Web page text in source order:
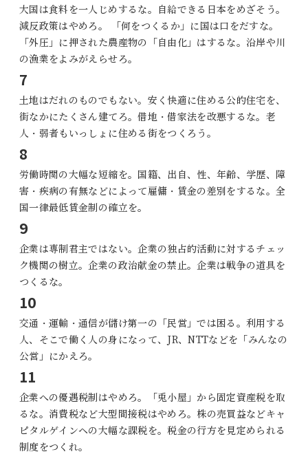
大国は食料を一人じめするな。自給できる日本をめざそう。
減反政策はやめろ。 「何をつくるか」に国は口をだすな。
「外圧」に押された農産物の「自由化」はするな。沿岸や川
の漁業をよみがえらせろ。
7
土地はだれのものでもない。安く快適に住める公的住宅を、
街なかにたくさん建てろ。借地・借家法を改悪するな。老
人・弱者もいっしょに住める街をつくろう。
8
労働時関の大幅な短縮を。国籍、出自、性、年齢、学歴、障
害・疾病の有無などによって雇傭・賃金の差別をするな。全
国一律最低賃金制の確立を。
9
企業は専制君主ではない。企業の独占的活動に対するチェッ
ク機関の樹立。企業の政治献金の禁止。企業は戦争の道具を
つくるな。
10
交通・運輸・通信が儲け第一の「民営」では困る。利用する
人、そこで働く人の身になって、JR、NTTなどを「みんなの
公営」にかえろ。
11
企業への優遇税制はやめろ。「兎小屋」から固定資産税を取
るな。消費税など大型間接税はやめろ。株の売買益などキャ
ピタルゲインヘの大幅な課税を。税金の行方を見定められる
制度をつくれ。